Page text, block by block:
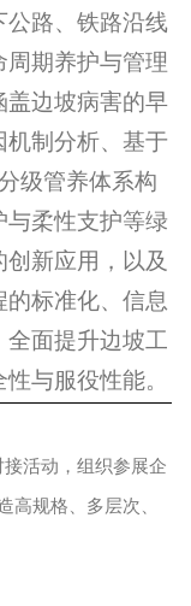
公路、铁路沿线
周期养护与管理
盖边坡病害的早
机制分析、基于
级管养体系构
与柔性支护等绿
新应用，以及
的标准化、信息
全面提升边坡工
与服役性能。
活动，组织参展企
规格、多层次、